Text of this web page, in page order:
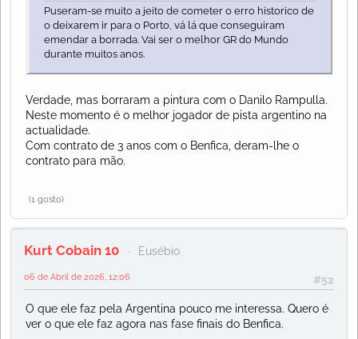
Puseram-se muito a jeito de cometer o erro historico de
o deixarem ir para o Porto, vá lá que conseguiram
emendar a borrada. Vai ser o melhor GR do Mundo
durante muitos anos.
Verdade, mas borraram a pintura com o Danilo Rampulla.
Neste momento é o melhor jogador de pista argentino na
actualidade.
Com contrato de 3 anos com o Benfica, deram-lhe o
contrato para mão.
(1 gosto)
Kurt Cobain 10 Eusébio
#52
06 de Abril de 2026, 12:06
O que ele faz pela Argentina pouco me interessa. Quero é
ver o que ele faz agora nas fase finais do Benfica.